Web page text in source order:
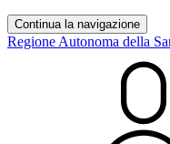
Continua la navigazione
Regione Autonoma della